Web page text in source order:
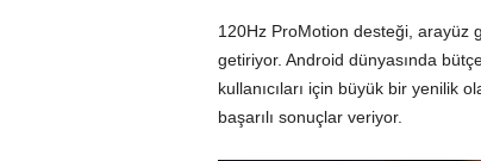
120Hz ProMotion desteği, arayüz
getiriyor. Android dünyasında
kullanıcıları için büyük bir yenilik
başarılı sonuçlar veriyor.